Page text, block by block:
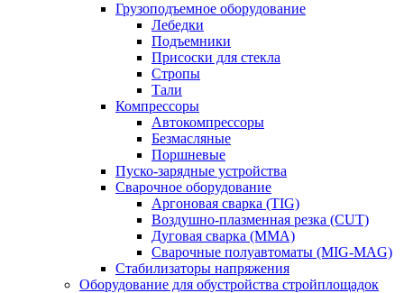
Грузоподъемное оборудование
Лебедки
Подъемники
Присоски для стекла
Стропы
Тали
Компрессоры
Автокомпрессоры
Безмасляные
Поршневые
Пуско-зарядные устройства
Сварочное оборудование
Аргоновая сварка (TIG)
Воздушно-плазменная резка (CUT)
Дуговая сварка (ММА)
Сварочные полуавтоматы (MIG-MAG)
Стабилизаторы напряжения
Оборудование для обустройства стройплощадок